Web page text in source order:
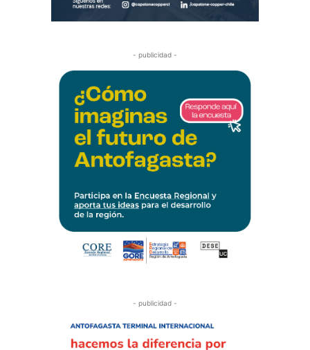
- publicidad -
- publicidad -